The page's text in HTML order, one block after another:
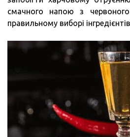
смачного напою з
правильному виборі